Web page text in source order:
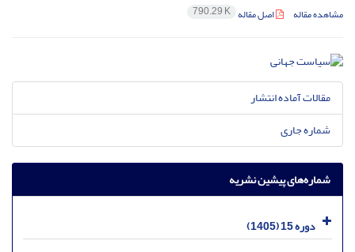
مشاهده مقاله اصل مقاله 790.29 K
مقالات آماده انتشار
شماره جاری
شماره‌های پیشین نشریه
دوره 15 (1405)